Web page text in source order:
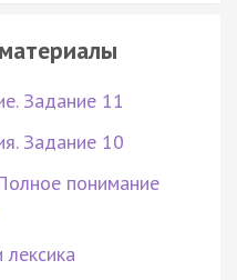
Задание 11
Задание 10
понимание